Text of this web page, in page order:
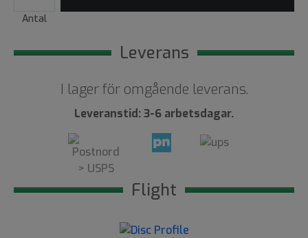
Antal
Leverans
I lager för omgående leverans.
Leveranstid: 3-6 arbetsdagar.
Flight